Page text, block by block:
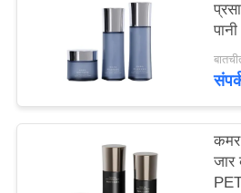
साइटमैप
PRIVACY
जार